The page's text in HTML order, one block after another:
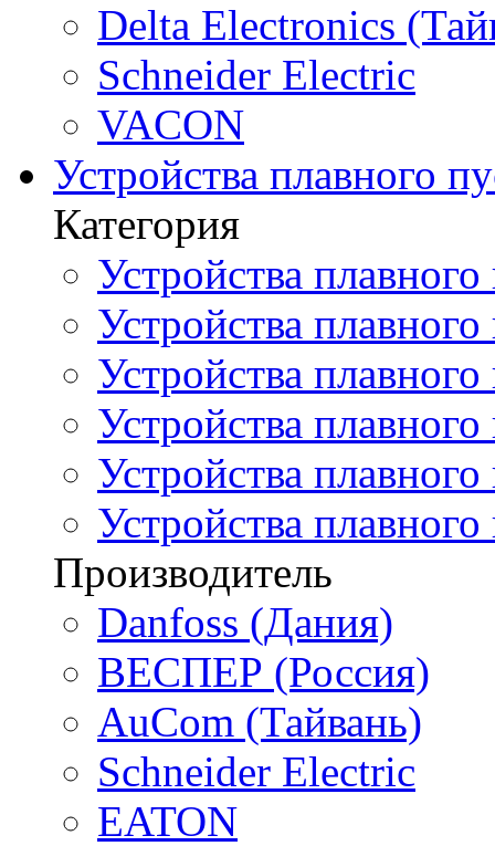
Delta Electronics
Schneider Electric
VACON
Устройства плавного
Категория
Устройства
Устройства
Устройства
Устройства
Устройства
Устройства
Производитель
Danfoss (Дания)
ВЕСПЕР (Россия)
AuCom (Тайвань)
Schneider Electric
EATON